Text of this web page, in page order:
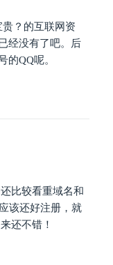
？的互联网资
经没有了吧。后
的QQ呢。
比较看重域名和
该还好注册，就
还不错！